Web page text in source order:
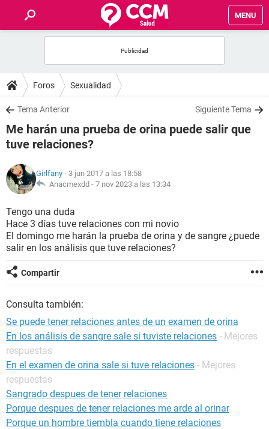
MENU
FOROS
SALUD
FAMILIA
NUTRICIÓN
SEXUALIDAD
Foros Sexualidad
Tema Anterior Siguiente Tema
Me harán una prueba de orina puede salir que
tuve relaciones?
Girlfany - 3 jun 2017 a las 18:58
Anacmexdd - 7 nov 2023 a las 13:34
Tengo una duda
Hace 3 días tuve relaciones con mi novio
El domingo me harán la prueba de orina y de sangre ¿puede
salir en los análisis que tuve relaciones?
Compartir
Consulta también:
Se puede tener relaciones antes de un examen de orina
En los análisis de sangre sale si tuviste relaciones - Mejores
respuestas
En el examen de orina sale si tuve relaciones - Mejores
respuestas
Sangrado despues de tener relaciones
Porque despues de tener relaciones me arde al orinar
Porque un hombre tiembla cuando tiene relaciones